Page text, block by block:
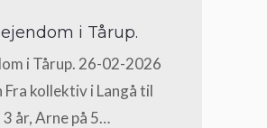
i Tårup.
i Tårup. 26-02-2026
kollektiv i Langå til
3 år, Arne på 5…